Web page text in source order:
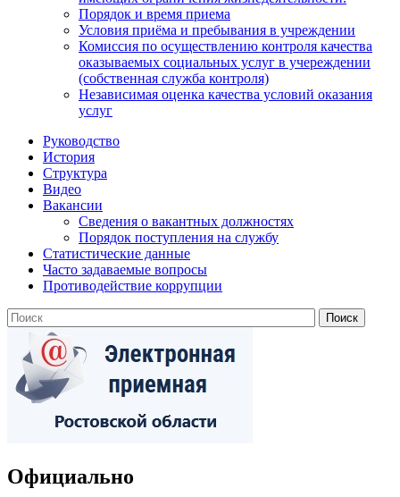
Порядок и время приема
Условия приёма и пребывания в учреждении
Комиссия по осуществлению контроля качества
оказываемых социальных услуг в учереждении
(собственная служба контроля)
Независимая оценка качества условий оказания
услуг
Руководство
История
Структура
Видео
Вакансии
Сведения о вакантных должностях
Порядок поступления на службу
Статистические данные
Часто задаваемые вопросы
Противодействие коррупции
Официально